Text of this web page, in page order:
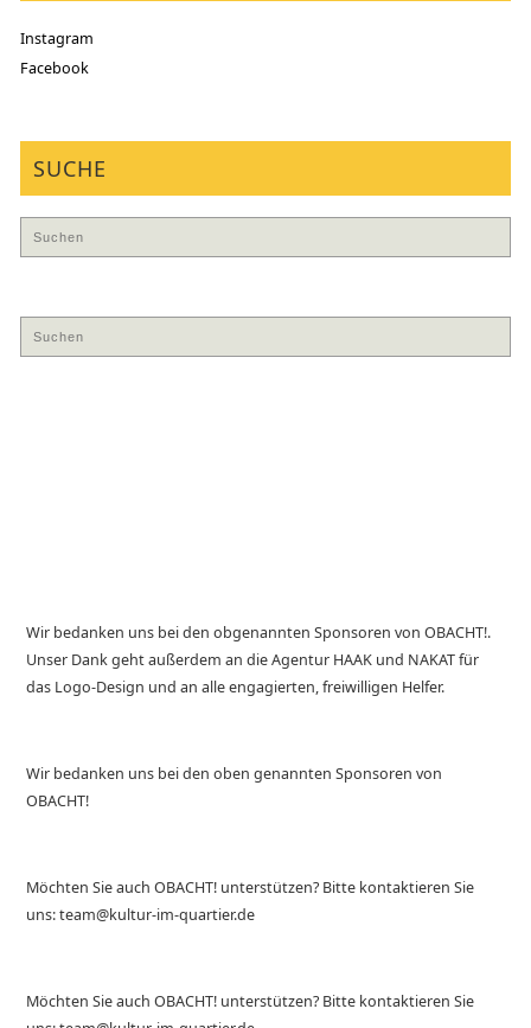
Instagram
Facebook
SUCHE
Wir bedanken uns bei den obgenannten Sponsoren von OBACHT!.
Unser Dank geht außerdem an die Agentur HAAK und NAKAT für
das Logo-Design und an alle engagierten, freiwilligen Helfer.
Wir bedanken uns bei den oben genannten Sponsoren von
OBACHT!
Möchten Sie auch OBACHT! unterstützen? Bitte kontaktieren Sie
uns: team@kultur-im-quartier.de
Möchten Sie auch OBACHT! unterstützen? Bitte kontaktieren Sie